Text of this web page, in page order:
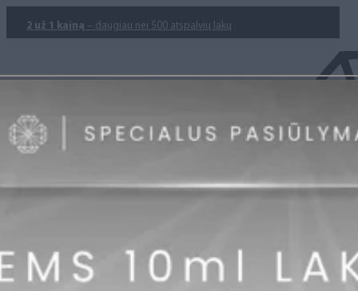
2 už 1 kainą – daugiau nei 500 atspalvių lakų